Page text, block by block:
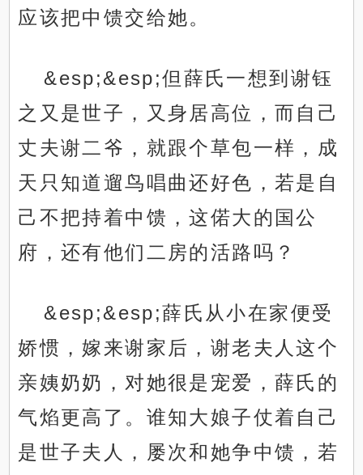
应该把中馈交给她。
&esp;&esp;但薛氏一想到谢钰
之又是世子，又身居高位，而自己
丈夫谢二爷，就跟个草包一样，成
天只知道遛鸟唱曲还好色，若是自
己不把持着中馈，这偌大的国公
府，还有他们二房的活路吗？
&esp;&esp;薛氏从小在家便受
娇惯，嫁来谢家后，谢老夫人这个
亲姨奶奶，对她很是宠爱，薛氏的
气焰更高了。谁知大娘子仗着自己
是世子夫人，屡次和她争中馈，若